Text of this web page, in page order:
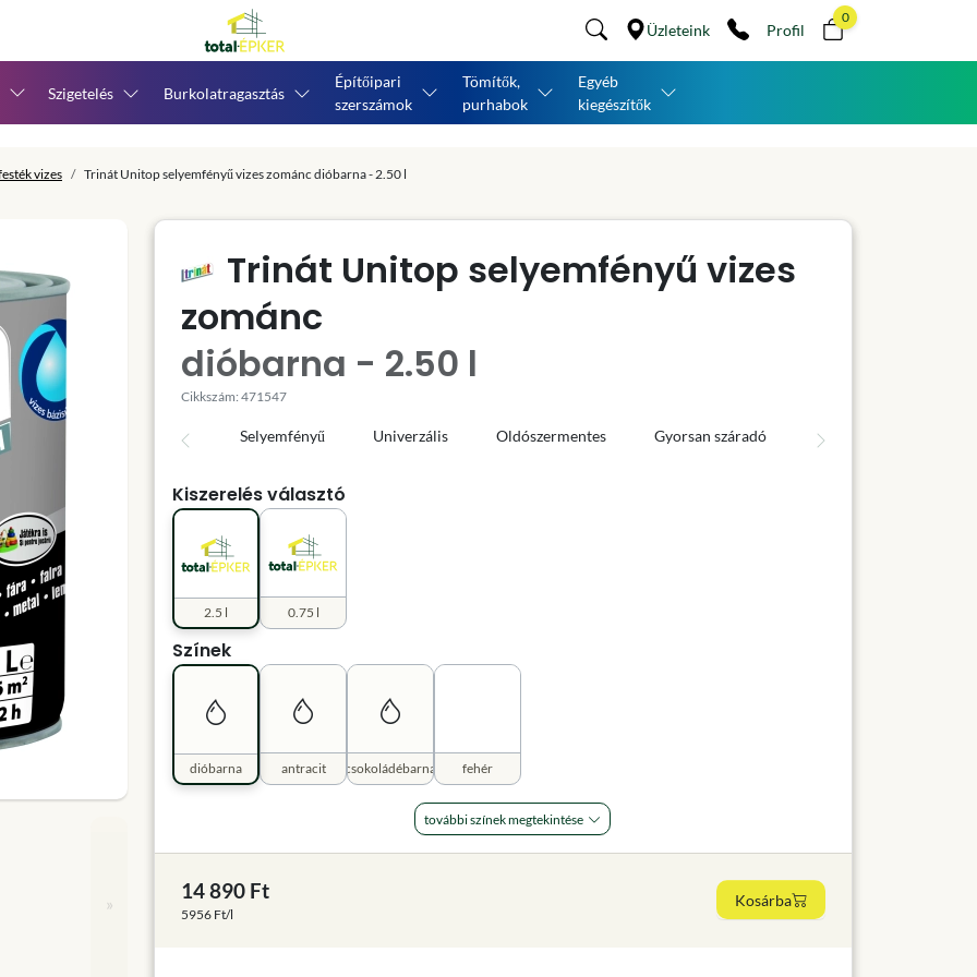
Üzleteink Profil
0
Szigetelés Burkolatragasztás
Építőipari
szerszámok
Tömítők,
purhabok
Egyéb
kiegészítők
vizes Trinát Unitop selyemfényű vizes zománc dióbarna - 2.50 l
»
Trinát Unitop selyemfényű vizes
zománc
dióbarna - 2.50 l
Cikkszám: 471547
Selyemfényű Univerzális Oldószermentes Gyorsan száradó
Kiszerelés választó
0.75 l
2.5 l
Színek
antracit csokoládébarna
dióbarna fehér
további színek megtekintése
14 890 Ft
5956 Ft/l
Kosárba